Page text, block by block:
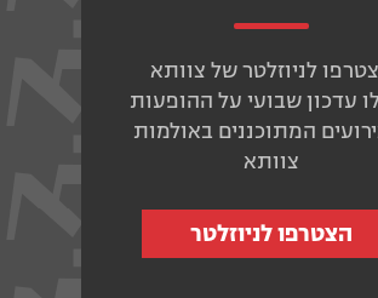
לניוזלטר של צוותא
עדכון שבועי על ההופעות
המתוכננים באולמות
צוותא
הצטרפו לניוזלטר